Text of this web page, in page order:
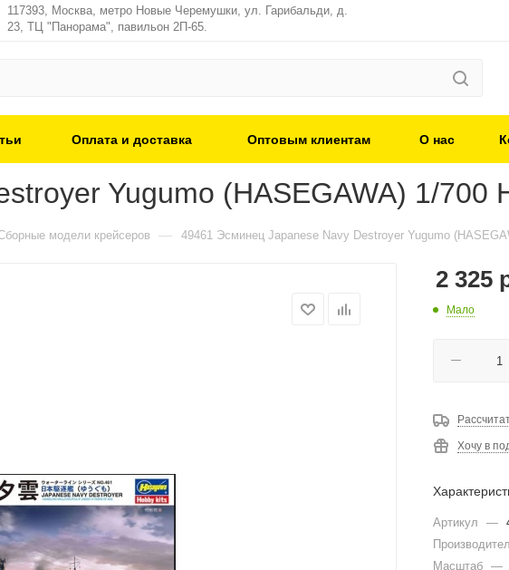
117393, Москва, метро Новые Черемушки, ул. Гарибальди, д.
23, ТЦ "Панорама", павильон 2П-65.
Оплата и доставка Оптовым клиентам О нас
Yugumo (HASEGAWA) 1/700
модели крейсеров — 49461 Эсминец Japanese Navy Destroyer Yugumo
2 325
Мало
Хочу в
Артикул —
Масштаб —